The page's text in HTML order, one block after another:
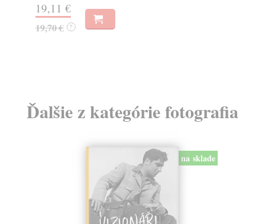
19,11 €
19,70 € ?
Ďalšie z kategórie fotografia
na sklade